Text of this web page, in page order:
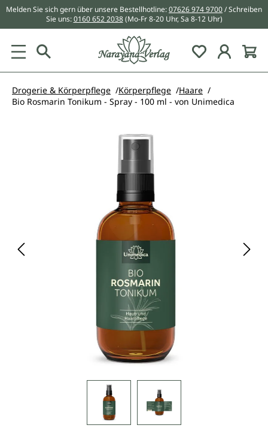
springen
Melden Sie sich gern über unsere Bestellhotline:07626 974 9700/ Schreiben
Sie uns:0160 652 2038 (Mo-Fr 8-20 Uhr, Sa 8-12 Uhr)
Du hast 0
Drogerie & Körperpflege Körperpflege
Haare
Bio Rosmarin Tonikum - Spray - 100 ml - von Unimedica
Bildergalerie überspringen